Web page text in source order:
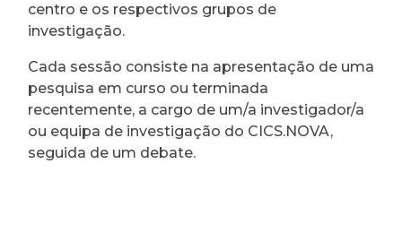
centro e os respectivos grupos de
investigação.
Cada sessão consiste na apresentação de uma
pesquisa em curso ou terminada
recentemente, a cargo de um/a investigador/a
ou equipa de investigação do CICS.NOVA,
seguida de um debate.